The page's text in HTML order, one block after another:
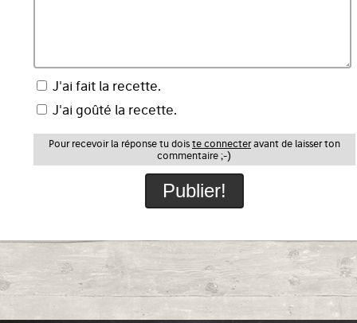
J'ai fait la recette.
J'ai goûté la recette.
Pour recevoir la réponse tu dois te connecteravant de laisser ton
commentaire ;-)